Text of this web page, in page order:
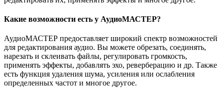
Какие возможности есть у АудиоМАСТЕР?
АудиоМАСТЕР предоставляет широкий спектр возможностей
для редактирования аудио. Вы можете обрезать, соединять,
нарезать и склеивать файлы, регулировать громкость,
применять эффекты, добавлять эхо, реверберацию и др. Также
есть функция удаления шума, усиления или ослабления
определенных частот и многое другое.